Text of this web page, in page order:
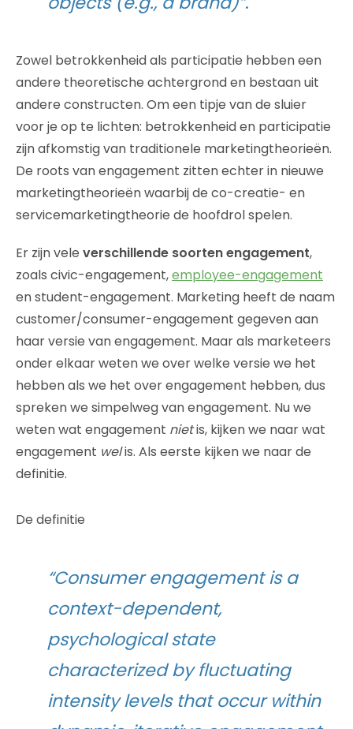
Zowel betrokkenheid als participatie hebben een
andere theoretische achtergrond en bestaan uit
andere constructen. Om een tipje van de sluier
voor je op te lichten: betrokkenheid en participatie
zijn afkomstig van traditionele marketingtheorieën.
De roots van engagement zitten echter in nieuwe
marketingtheorieën waarbij de co-creatie- en
servicemarketingtheorie de hoofdrol spelen.
Er zijn vele verschillende soorten engagement,
zoals civic-engagement,employee-engagement
en student-engagement. Marketing heeft de naam
customer/consumer-engagement gegeven aan
haar versie van engagement. Maar als marketeers
onder elkaar weten we over welke versie we het
hebben als we het over engagement hebben, dus
spreken we simpelweg van engagement. Nu we
weten wat engagement nietis, kijken we naar wat
engagement welis. Als eerste kijken we naar de
definitie.
De definitie
“Consumer engagement is a
context-dependent,
psychological state
characterized by fluctuating
intensity levels that occur within